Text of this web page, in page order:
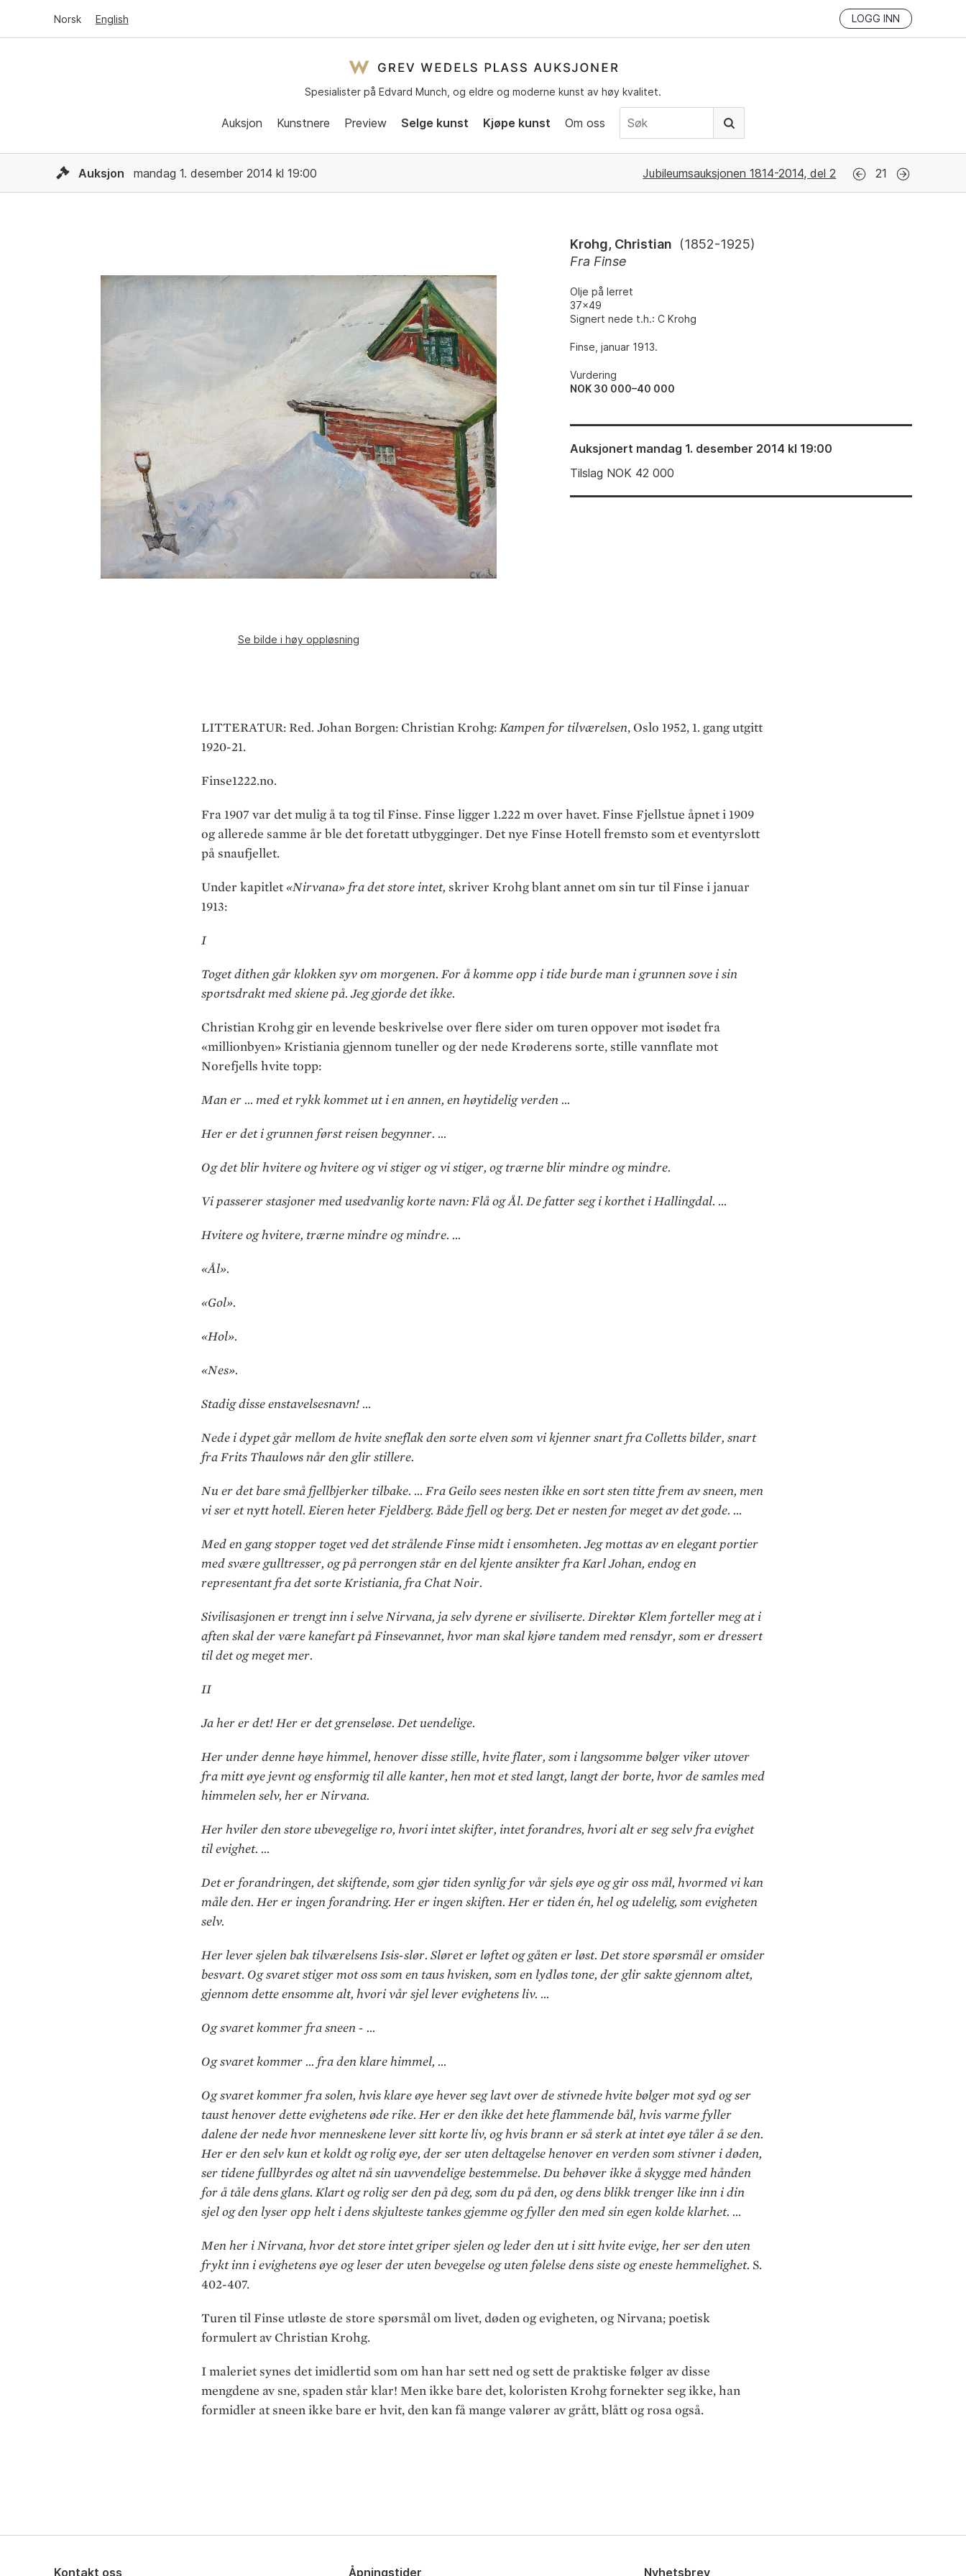
Norsk English LOGG INN
Spesialister på Edvard Munch, og eldre og moderne kunst av høy kvalitet.
Auksjon Kunstnere Preview Selge kunst Kjøpe kunst Om oss
Auksjon mandag 1. desember 2014 kl 19:00 Jubileumsauksjonen 1814-2014, del 2 21
Se bilde i høy oppløsning
Krohg, Christian (1852-1925)
Fra Finse
Olje på lerret
37x49
Signert nede t.h.: C Krohg
Finse, januar 1913.
Vurdering
NOK 30 000–40 000
Auksjonert mandag 1. desember 2014 kl 19:00
Tilslag NOK 42 000
LITTERATUR: Red. Johan Borgen: Christian Krohg:Kampen for tilværelsen, Oslo 1952, 1. gang utgitt
1920-21.
Finse1222.no.
Fra 1907 var det mulig å ta tog til Finse. Finse ligger 1.222 m over havet. Finse Fjellstue åpnet i 1909
og allerede samme år ble det foretatt utbygginger. Det nye Finse Hotell fremsto som et eventyrslott
på snaufjellet.
Under kapitlet «Nirvana» fra det store intet, skriver Krohg blant annet om sin tur til Finse i januar
1913:
I
Toget dithen går klokken syv om morgenen. For å komme opp i tide burde man i grunnen sove i sin
sportsdrakt med skiene på. Jeg gjorde det ikke.
Christian Krohg gir en levende beskrivelse over flere sider om turen oppover mot isødet fra
«millionbyen» Kristiania gjennom tuneller og der nede Krøderens sorte, stille vannflate mot
Norefjells hvite topp:
Man er … med et rykk kommet ut i en annen, en høytidelig verden ...
Her er det i grunnen først reisen begynner. …
Og det blir hvitere og hvitere og vi stiger og vi stiger, og trærne blir mindre og mindre.
Vi passerer stasjoner med usedvanlig korte navn: Flå og Ål. De fatter seg i korthet i Hallingdal. …
Hvitere og hvitere, trærne mindre og mindre. …
«Ål».
«Gol».
«Hol».
«Nes».
Stadig disse enstavelsesnavn! …
Nede i dypet går mellom de hvite sneflak den sorte elven som vi kjenner snart fra Colletts bilder, snart
fra Frits Thaulows når den glir stillere.
Nu er det bare små fjellbjerker tilbake. … Fra Geilo sees nesten ikke en sort sten titte frem av sneen, men
vi ser et nytt hotell. Eieren heter Fjeldberg. Både fjell og berg. Det er nesten for meget av det gode. …
Med en gang stopper toget ved det strålende Finse midt i ensomheten. Jeg mottas av en elegant portier
med svære gulltresser, og på perrongen står en del kjente ansikter fra Karl Johan, endog en
representant fra det sorte Kristiania, fra Chat Noir.
Sivilisasjonen er trengt inn i selve Nirvana, ja selv dyrene er siviliserte. Direktør Klem forteller meg at i
aften skal der være kanefart på Finsevannet, hvor man skal kjøre tandem med rensdyr, som er dressert
til det og meget mer.
II
Ja her er det! Her er det grenseløse. Det uendelige.
Her under denne høye himmel, henover disse stille, hvite flater, som i langsomme bølger viker utover
fra mitt øye jevnt og ensformig til alle kanter, hen mot et sted langt, langt der borte, hvor de samles med
himmelen selv, her er Nirvana.
Her hviler den store ubevegelige ro, hvori intet skifter, intet forandres, hvori alt er seg selv fra evighet
til evighet. …
Det er forandringen, det skiftende, som gjør tiden synlig for vår sjels øye og gir oss mål, hvormed vi kan
måle den. Her er ingen forandring. Her er ingen skiften. Her er tiden én, hel og udelelig, som evigheten
selv.
Her lever sjelen bak tilværelsens Isis-slør. Sløret er løftet og gåten er løst. Det store spørsmål er omsider
besvart. Og svaret stiger mot oss som en taus hvisken, som en lydløs tone, der glir sakte gjennom altet,
gjennom dette ensomme alt, hvori vår sjel lever evighetens liv. …
Og svaret kommer fra sneen - …
Og svaret kommer … fra den klare himmel, …
Og svaret kommer fra solen, hvis klare øye hever seg lavt over de stivnede hvite bølger mot syd og ser
taust henover dette evighetens øde rike. Her er den ikke det hete flammende bål, hvis varme fyller
dalene der nede hvor menneskene lever sitt korte liv, og hvis brann er så sterk at intet øye tåler å se den.
Her er den selv kun et koldt og rolig øye, der ser uten deltagelse henover en verden som stivner i døden,
ser tidene fullbyrdes og altet nå sin uavvendelige bestemmelse. Du behøver ikke å skygge med hånden
for å tåle dens glans. Klart og rolig ser den på deg, som du på den, og dens blikk trenger like inn i din
sjel og den lyser opp helt i dens skjulteste tankes gjemme og fyller den med sin egen kolde klarhet. …
Men her i Nirvana, hvor det store intet griper sjelen og leder den ut i sitt hvite evige, her ser den uten
frykt inn i evighetens øye og leser der uten bevegelse og uten følelse dens siste og eneste hemmelighet. S.
402-407.
Turen til Finse utløste de store spørsmål om livet, døden og evigheten, og Nirvana; poetisk
formulert av Christian Krohg.
I maleriet synes det imidlertid som om han har sett ned og sett de praktiske følger av disse
mengdene av sne, spaden står klar! Men ikke bare det, koloristen Krohg fornekter seg ikke, han
formidler at sneen ikke bare er hvit, den kan få mange valører av grått, blått og rosa også.
Kontakt oss Åpningstider Nyhetsbrev